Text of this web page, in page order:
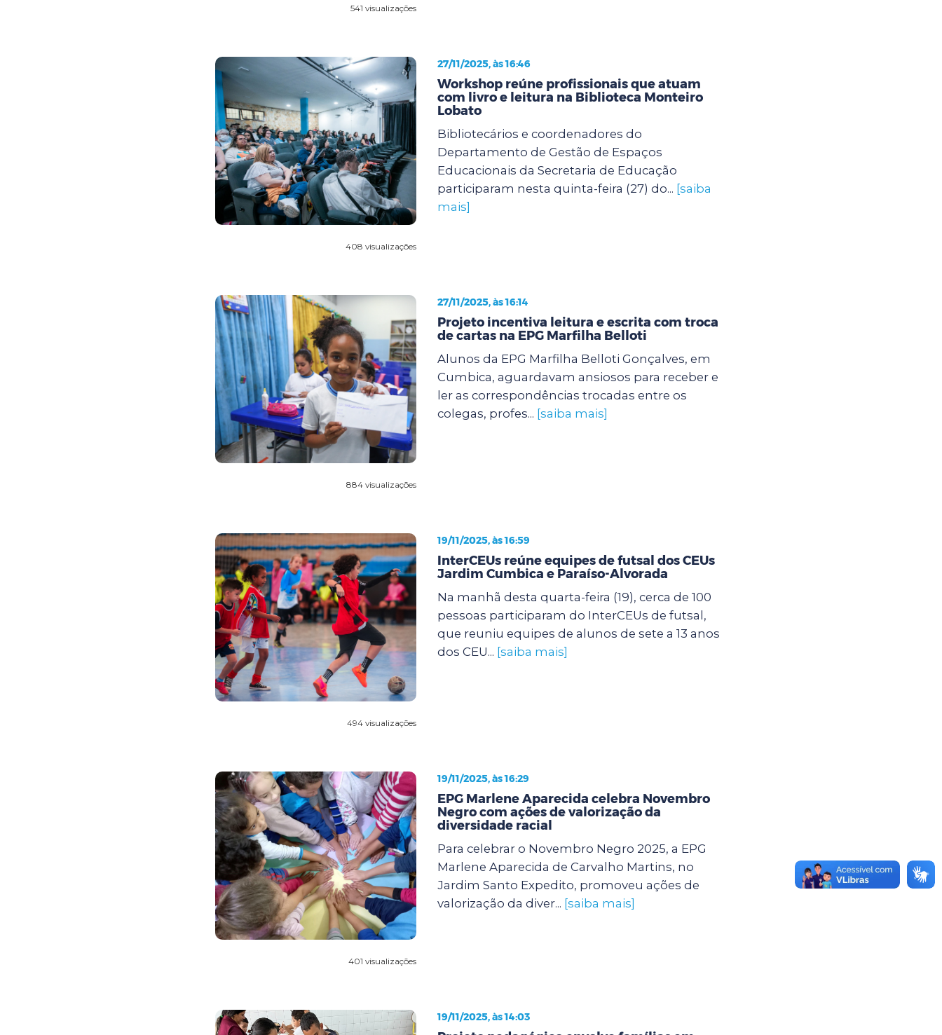
541 visualizações
408 visualizações
27/11/2025, às 16:46
Workshop reúne profissionais que atuam
com livro e leitura na Biblioteca Monteiro
Lobato
Bibliotecários e coordenadores do
Departamento de Gestão de Espaços
Educacionais da Secretaria de Educação
participaram nesta quinta-feira (27) do... [saiba
mais]
884 visualizações
27/11/2025, às 16:14
Projeto incentiva leitura e escrita com troca
de cartas na EPG Marfilha Belloti
Alunos da EPG Marfilha Belloti Gonçalves, em
Cumbica, aguardavam ansiosos para receber e
ler as correspondências trocadas entre os
colegas, profes... [saiba mais]
494 visualizações
19/11/2025, às 16:59
InterCEUs reúne equipes de futsal dos CEUs
Jardim Cumbica e Paraíso-Alvorada
Na manhã desta quarta-feira (19), cerca de 100
pessoas participaram do InterCEUs de futsal,
que reuniu equipes de alunos de sete a 13 anos
dos CEU... [saiba mais]
401 visualizações
19/11/2025, às 16:29
EPG Marlene Aparecida celebra Novembro
Negro com ações de valorização da
diversidade racial
Para celebrar o Novembro Negro 2025, a EPG
Marlene Aparecida de Carvalho Martins, no
Jardim Santo Expedito, promoveu ações de
valorização da diver... [saiba mais]
19/11/2025, às 14:03